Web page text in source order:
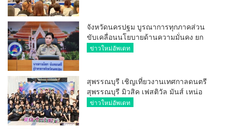
จังหวัดนครปฐม บูรณาการทุกภาคส่วน
ขับเคลื่อนนโยบายด้านความมั่นคง ยก
ระดับการป้องกันอาชญากรรมทาง
ข่าวใหม่อัพเดท
สุพรรณบุรี เชิญเที่ยวงานเทศกาลดนตรี
สุพรรณบุรี มิวสิค เฟสติวัล มันส์ เหน่อ
มาก
ข่าวใหม่อัพเดท